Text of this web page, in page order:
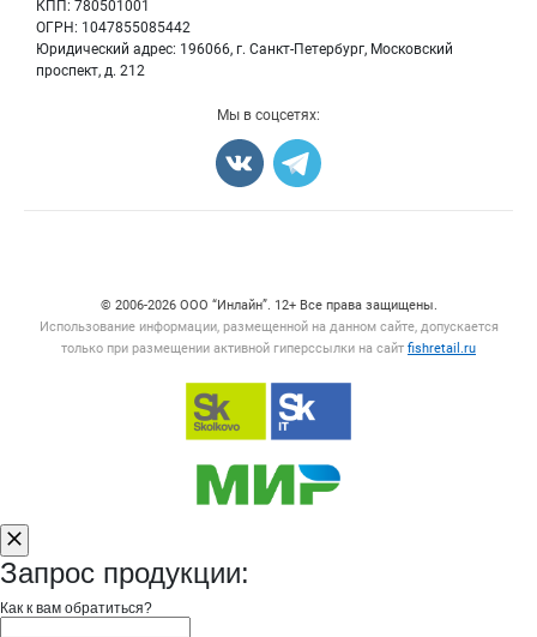
КПП: 780501001
ОГРН: 1047855085442
Юридический адрес: 196066, г. Санкт-Петербург, Московский
проспект, д. 212
Блог
Мы в соцсетях:
© 2006‑2026 ООО “Инлайн”. 12+ Все права защищены.
Использование информации, размещенной на данном сайте, допускается
только при размещении активной гиперссылки на сайт fishretail.ru
Запрос продукции:
Как к вам обратиться?